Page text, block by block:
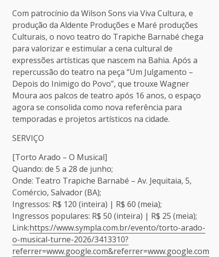
Com patrocínio da Wilson Sons via Viva Cultura, e
produção da Aldente Produções e Maré produções
Culturais, o novo teatro do Trapiche Barnabé chega
para valorizar e estimular a cena cultural de
expressões artísticas que nascem na Bahia. Após a
repercussão do teatro na peça “Um Julgamento –
Depois do Inimigo do Povo”, que trouxe Wagner
Moura aos palcos de teatro após 16 anos, o espaço
agora se consolida como nova referência para
temporadas e projetos artísticos na cidade.
SERVIÇO
[Torto Arado – O Musical]
Quando: de 5 a 28 de junho;
Onde: Teatro Trapiche Barnabé – Av. Jequitaia, 5,
Comércio, Salvador (BA);
Ingressos: R$ 120 (inteira) | R$ 60 (meia);
Ingressos populares: R$ 50 (inteira) | R$ 25 (meia);
Link:https://www.sympla.com.br/evento/torto-arado-
o-musical-turne-2026/3413310?
referrer=www.google.com&referrer=www.google.com